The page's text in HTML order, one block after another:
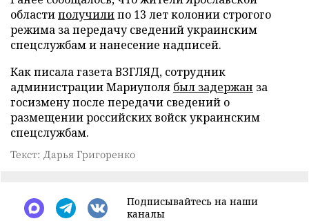
областиполучилипо 13 лет колонии строгого
режима за передачу сведений украинским
спецслужбам и нанесение надписей.
Как писала газета ВЗГЛЯД, сотрудник
администрации Мариуполя был задержан за
госизмену после передачи сведений о
размещении российских войск украинским
спецслужбам.
Текст: Дарья Григоренко
Подписывайтесь на наши
каналы